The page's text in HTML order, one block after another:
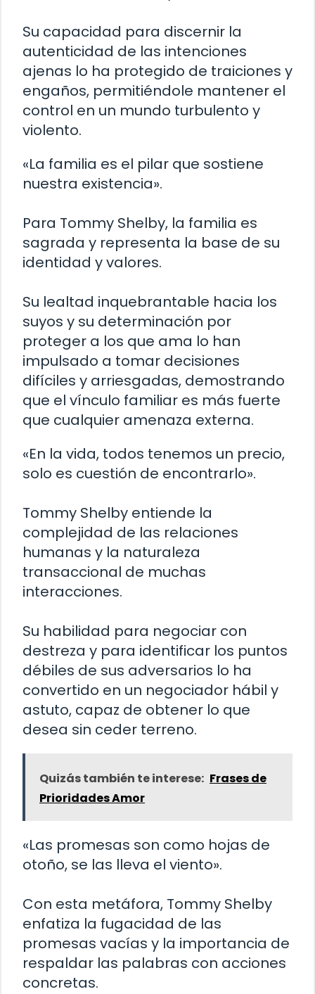
Su capacidad para discernir la
autenticidad de las intenciones
ajenas lo ha protegido de traiciones y
engaños, permitiéndole mantener el
control en un mundo turbulento y
violento.
«La familia es el pilar que sostiene
nuestra existencia».
Para Tommy Shelby, la familia es
sagrada y representa la base de su
identidad y valores.
Su lealtad inquebrantable hacia los
suyos y su determinación por
proteger a los que ama lo han
impulsado a tomar decisiones
difíciles y arriesgadas, demostrando
que el vínculo familiar es más fuerte
que cualquier amenaza externa.
«En la vida, todos tenemos un precio,
solo es cuestión de encontrarlo».
Tommy Shelby entiende la
complejidad de las relaciones
humanas y la naturaleza
transaccional de muchas
interacciones.
Su habilidad para negociar con
destreza y para identificar los puntos
débiles de sus adversarios lo ha
convertido en un negociador hábil y
astuto, capaz de obtener lo que
desea sin ceder terreno.
Quizás también te interese: Frases de
Prioridades Amor
«Las promesas son como hojas de
otoño, se las lleva el viento».
Con esta metáfora, Tommy Shelby
enfatiza la fugacidad de las
promesas vacías y la importancia de
respaldar las palabras con acciones
concretas.